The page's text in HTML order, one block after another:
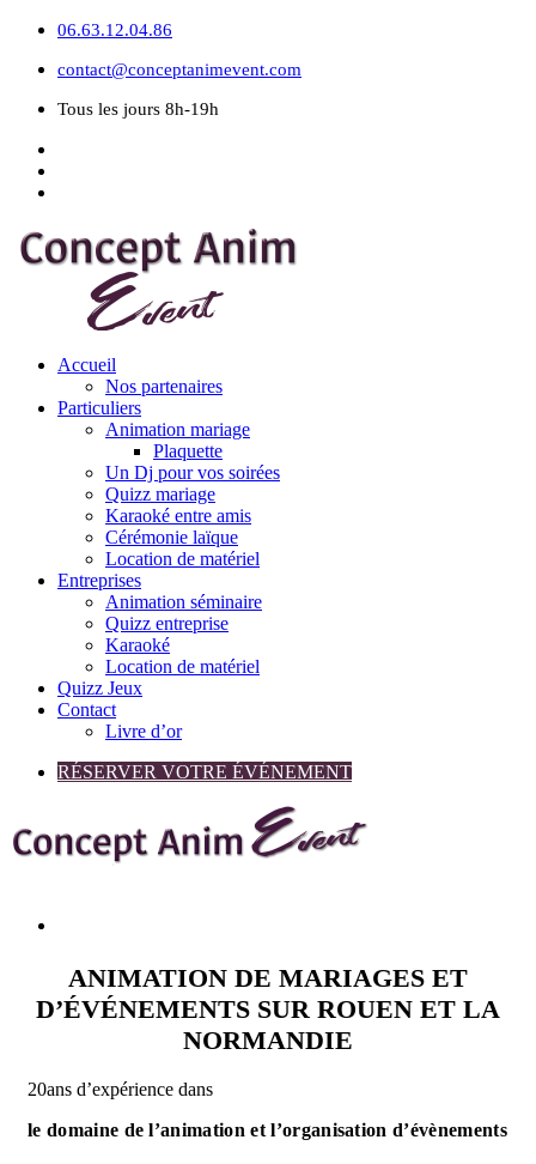
06.63.12.04.86
contact@conceptanimevent.com
Tous les jours 8h-19h
Accueil
Nos partenaires
Particuliers
Animation mariage
Plaquette
Un Dj pour vos soirées
Quizz mariage
Karaoké entre amis
Cérémonie laïque
Location de matériel
Entreprises
Animation séminaire
Quizz entreprise
Karaoké
Location de matériel
Quizz Jeux
Contact
Livre d’or
RÉSERVER VOTRE ÉVÉNEMENT
ANIMATION DE MARIAGES ET
D’ÉVÉNEMENTS SUR ROUEN ET LA
NORMANDIE
20ans d’expérience dans
le domaine de l’animationet l’organisation d’évènements